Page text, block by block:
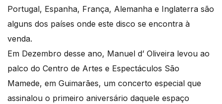
Portugal, Espanha, França, Alemanha e Inglaterra são
alguns dos países onde este disco se encontra à
venda.
Em Dezembro desse ano, Manuel d’ Oliveira levou ao
palco do Centro de Artes e Espectáculos São
Mamede, em Guimarães, um concerto especial que
assinalou o primeiro aniversário daquele espaço